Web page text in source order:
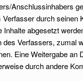
Anschlussinhabers
durch seinen
abgesetzt
Verfassers, zumal
Eine Weitergabe an
durch andere